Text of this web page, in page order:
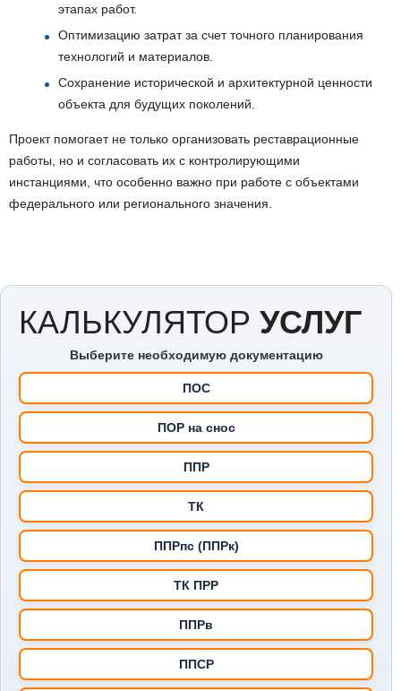
этапах работ.
Оптимизацию затрат за счет точного планирования
технологий и материалов.
Сохранение исторической и архитектурной ценности
объекта для будущих поколений.
Проект помогает не только организовать реставрационные
работы, но и согласовать их с контролирующими
инстанциями, что особенно важно при работе с объектами
федерального или регионального значения.
КАЛЬКУЛЯТОР УСЛУГ
Выберите необходимую документацию
ПОС
ПОР на снос
ППР
ТК
ППРпс (ППРк)
ТК ПРР
ППРв
ППСР